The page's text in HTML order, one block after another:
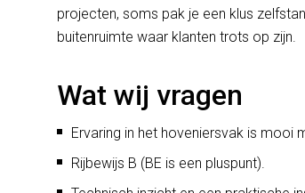
projecten, soms pak je een klus
buitenruimte waar klanten trots op zijn.
Wat wij vragen
Ervaring in het hoveniersvak is mooi
Rijbewijs B (BE is een pluspunt).